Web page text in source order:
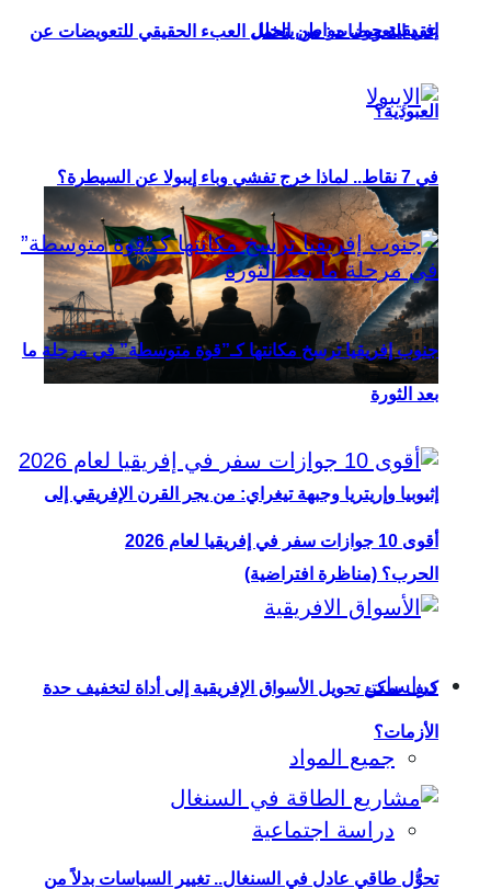
عقد التعويضات: من يتحمل العبء الحقيقي للتعويضات عن
العبودية؟
إثيوبيا وإريتريا وجبهة تيغراي: من يجر القرن الإفريقي إلى
الحرب؟ (مناظرة افتراضية)
دراسات
جميع المواد
دراسة اجتماعية
إفريقية حول مواطن الخلل
في 7 نقاط.. لماذا خرج تفشي وباء إيبولا عن السيطرة؟
جنوب إفريقيا ترسخ مكانتها كـ”قوة متوسطة” في مرحلة ما
بعد الثورة
أقوى 10 جوازات سفر في إفريقيا لعام 2026
كيف يمكن تحويل الأسواق الإفريقية إلى أداة لتخفيف حدة
الأزمات؟
تحوُّل طاقي عادل في السنغال.. تغيير السياسات بدلاً من